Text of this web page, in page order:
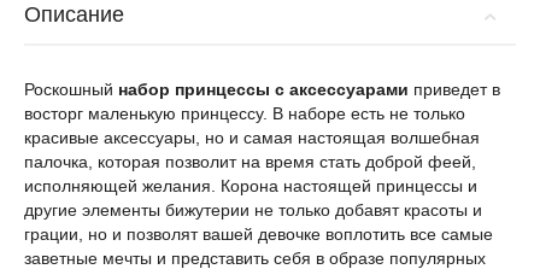
Описание
Роскошный набор принцессы с аксессуарами приведет в
восторг маленькую принцессу. В наборе есть не только
красивые аксессуары, но и самая настоящая волшебная
палочка, которая позволит на время стать доброй феей,
исполняющей желания. Корона настоящей принцессы и
другие элементы бижутерии не только добавят красоты и
грации, но и позволят вашей девочке воплотить все самые
заветные мечты и представить себя в образе популярных